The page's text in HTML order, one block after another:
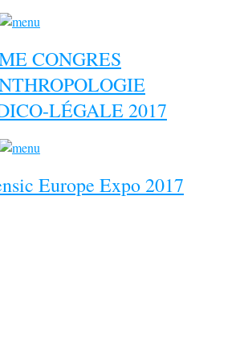
CONGRES
LÉGALE 2017
Europe Expo 2017